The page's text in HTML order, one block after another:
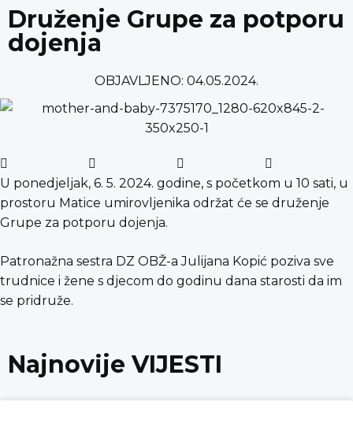
content
Druženje Grupe za potporu
dojenja
OBJAVLJENO: 04.05.2024.
U ponedjeljak, 6. 5. 2024. godine, s početkom u 10 sati, u
prostoru Matice umirovljenika održat će se druženje
Grupe za potporu dojenja.
Patronažna sestra DZ OBŽ-a Julijana Kopić poziva sve
trudnice i žene s djecom do godinu dana starosti da im
se pridruže.
Najnovije VIJESTI